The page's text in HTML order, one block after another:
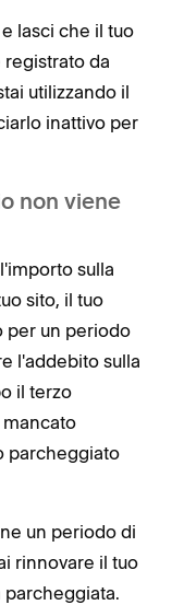
lasci che il tuo
da
utilizzando il
inattivo per
non viene
sulla
sito, il tuo
per un periodo
l'addebito sulla
il terzo
mancato
parcheggiato
un periodo di
rinnovare il tuo